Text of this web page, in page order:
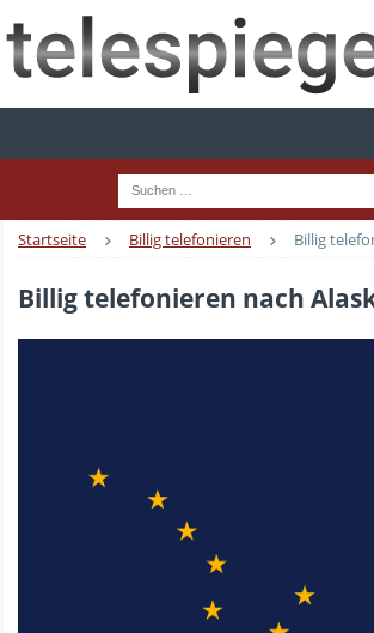
Startseite Billig telefonieren Billig
Billig telefonieren nach